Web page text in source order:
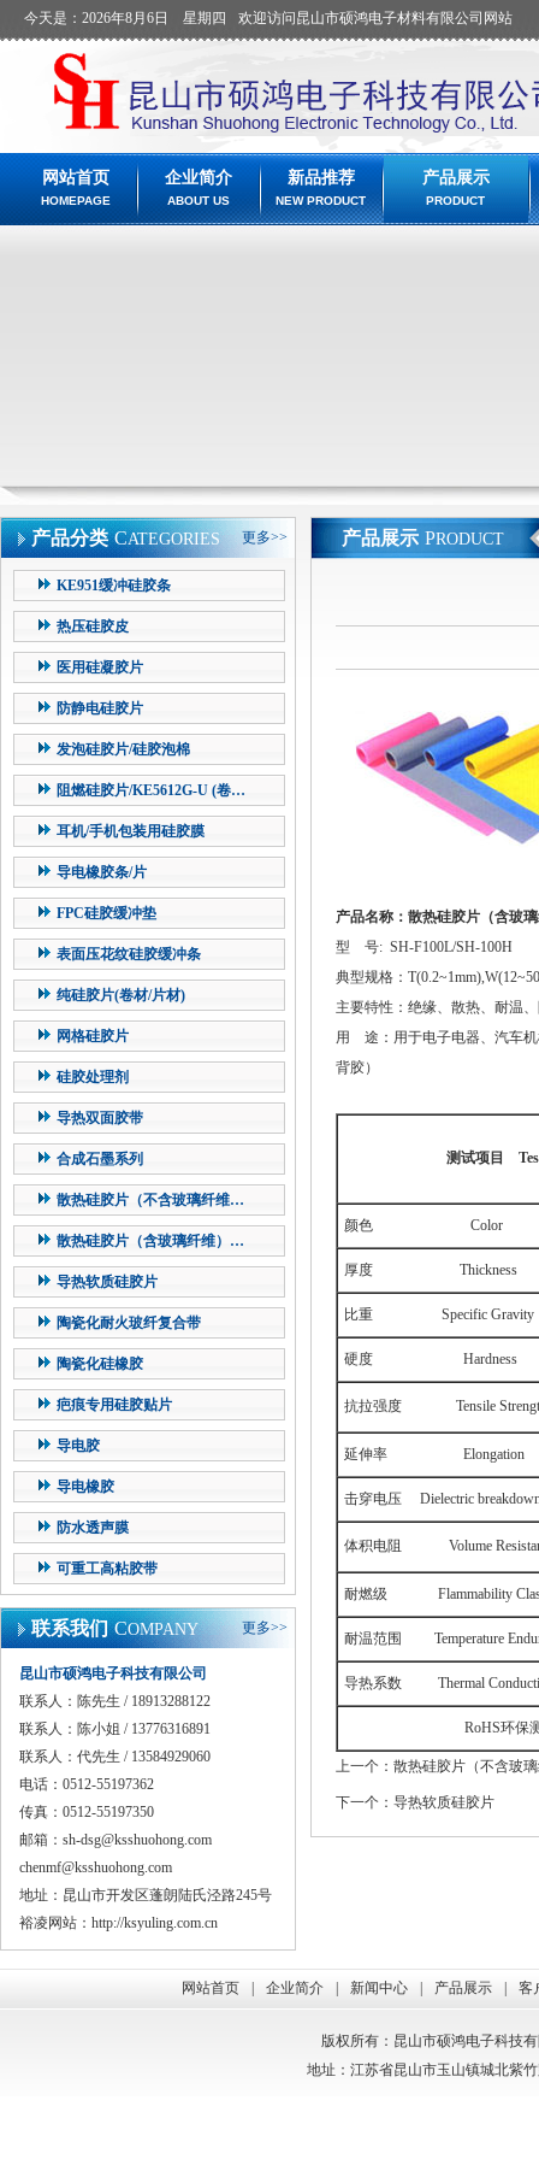
今天是：2026年8月6日 星期四 欢迎访问昆山市硕鸿电子材料有限公司网站
网站首页
HOMEPAGE
企业简介
ABOUT US
新品推荐
NEW PRODUCT
产品展示
PRODUCT
产品分类 CATEGORIES 更多>>
KE951缓冲硅胶条
热压硅胶皮
医用硅凝胶片
防静电硅胶片
发泡硅胶片/硅胶泡棉
阻燃硅胶片/KE5612G-U (卷…
耳机/手机包装用硅胶膜
导电橡胶条/片
FPC硅胶缓冲垫
表面压花纹硅胶缓冲条
纯硅胶片(卷材/片材)
网格硅胶片
硅胶处理剂
导热双面胶带
合成石墨系列
散热硅胶片（不含玻璃纤维…
散热硅胶片（含玻璃纤维）…
导热软质硅胶片
陶瓷化耐火玻纤复合带
陶瓷化硅橡胶
疤痕专用硅胶贴片
导电胶
导电橡胶
防水透声膜
可重工高粘胶带
联系我们 COMPANY 更多>>
昆山市硕鸿电子科技有限公司
联系人：陈先生 / 18913288122
联系人：陈小姐 / 13776316891
联系人：代先生 / 13584929060
电话：0512-55197362
传真：0512-55197350
邮箱： sh-dsg@ksshuohong.com
chenmf@ksshuohong.com
地址：昆山市开发区蓬朗陆氏泾路245号
裕凌网站： http://ksyuling.com.cn
产品展示 PRODUCT
产品名称：散热硅胶片（含玻
型 号: SH-F100L/SH-100H
典型规格：
主要特性：绝缘、散热、耐温
用 途：用于电子电器、汽车机
背胶）
测试项目
颜色 Color
厚度 Thickness
比重 Specific Gravity
硬度 Hardness
抗拉强度 Tensile
延伸率 Elongation
击穿电压 Dielectric
体积电阻 Volume
耐燃级 Flammability
耐温范围 Temperature
导热系数 Thermal
RoHS环保
上一个： 散热硅胶片（不含玻
下一个： 导热软质硅胶片
网站首页 企业简介 新闻中心 产品展示 客
版权所有：昆山市硕鸿电子科技有
地址：江苏省昆山市玉山镇城北紫